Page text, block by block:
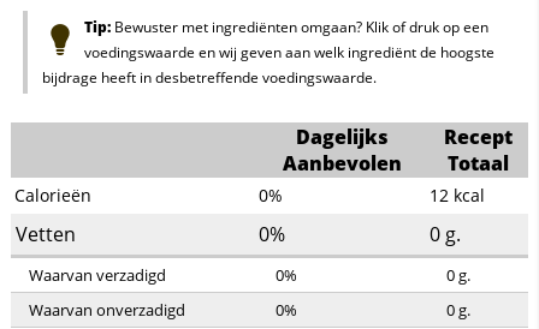
Tip:Bewuster met ingrediënten omgaan? Klik of druk op een
voedingswaarde en wij geven aan welk ingrediënt de hoogste
bijdrage heeft in desbetreffende voedingswaarde.
Dagelijks
Aanbevolen
Recept
Totaal
Calorieën 0% 12 kcal
Vetten 0% 0 g.
Waarvan verzadigd 0% 0g.
Waarvan onverzadigd
0% 0g.